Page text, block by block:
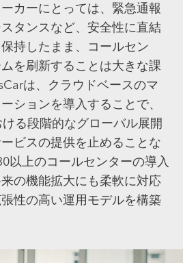
カーにとっては、緊急通報
タンスなど、安全性に直結
持したまま、コールセン
を刷新することは大きな課
は、クラウドベースのマ
ションを導入することで、
る段階的なグローバル展開
ビスの提供を止めることな
以上のコールセンターの導入
の機能拡大にも柔軟に対応
性の高い運用モデルを構築